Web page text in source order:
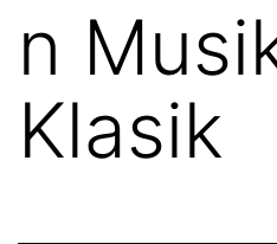
n
Klasik